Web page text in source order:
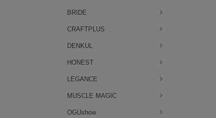
BRIDE
CRAFTPLUS
DENKUL
HONEST
LEGANCE
MUSCLE MAGIC
OGUshow